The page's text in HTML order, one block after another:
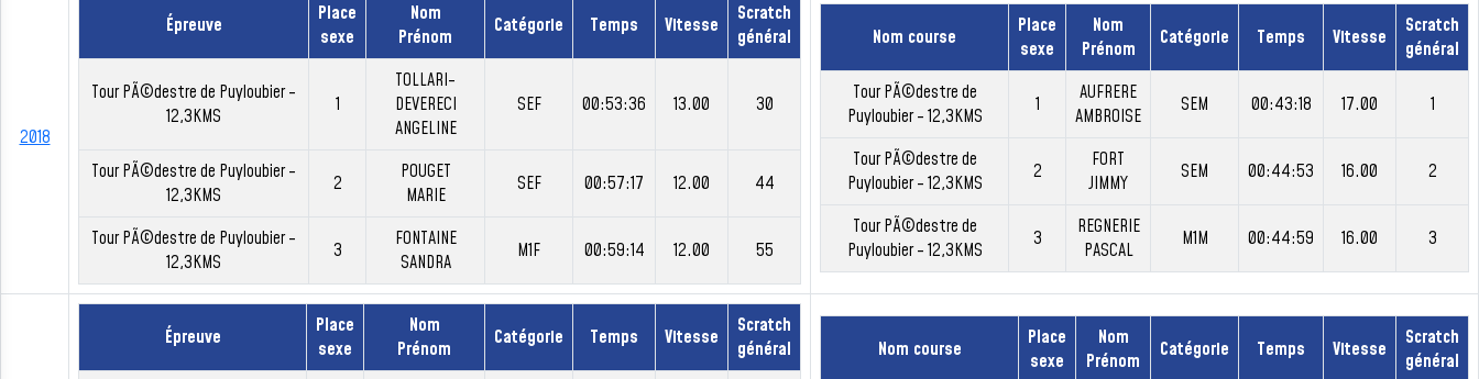
2018
Épreuve
Place
sexe
Nom
Prénom
Catégorie Temps Vitesse
Scratch
général
Tour PÃ©destre de Puyloubier -
12,3KMS
1
TOLLARI-
DEVERECI
ANGELINE
SEF 00:53:36 13.00 30
Tour PÃ©destre de Puyloubier -
12,3KMS
2
POUGET
MARIE
SEF 00:57:17 12.00 44
Tour PÃ©destre de Puyloubier -
12,3KMS
3
FONTAINE
SANDRA
M1F 00:59:14 12.00 55
Nom course
Place
sexe
Nom
Prénom
Catégorie Temps Vitesse
Scratch
général
Tour PÃ©destre de
Puyloubier - 12,3KMS
1
AUFRERE
AMBROISE
SEM 00:43:18 17.00 1
Tour PÃ©destre de
Puyloubier - 12,3KMS
2
FORT
JIMMY
SEM 00:44:53 16.00 2
Tour PÃ©destre de
Puyloubier - 12,3KMS
3
REGNERIE
PASCAL
M1M 00:44:59 16.00 3
Épreuve
Place
sexe
Nom
Prénom
Catégorie Temps Vitesse
Scratch
général
Nom course
Place
sexe
Nom
Prénom
Catégorie Temps Vitesse
Scratch
général